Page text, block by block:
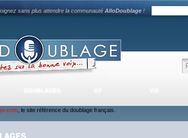
sans plus attendre la communautéAlloDoublage !
, le site référence du doublage français.